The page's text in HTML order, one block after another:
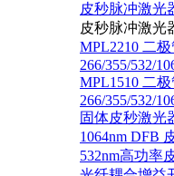
皮秒脉冲激光
皮秒脉冲激光
​MPL2210 二
266/355/532/
MPL1510 二
266/355/532/
固体皮秒激光
1064nm DFB
532nm高功率